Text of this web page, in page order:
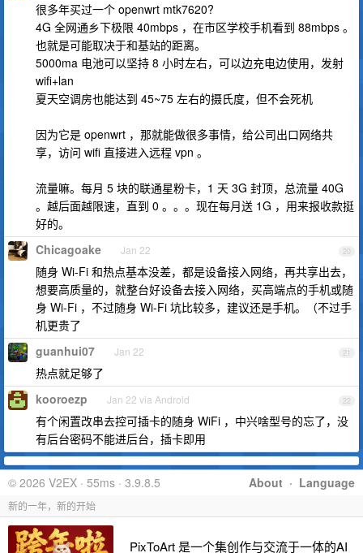
很多年买过一个 openwrt mtk7620?
4G 全网通乡下极限 40mbps ，在市区学校手机看到 88mbps 。
也就是可能取决于和基站的距离。
5000ma 电池可以坚持 8 小时左右，可以边充电边使用，发射
wifi+lan
夏天空调房也能达到 45~75 左右的摄氏度，但不会死机
因为它是 openwrt ，那就能做很多事情，给公司出口网络共
享，访问 wifi 直接进入远程 vpn 。
流量嘛。每月 5 块的联通星粉卡，1 天 3G 封顶，总流量 40G
。越后面越限速，直到 0 。。。现在每月送 1G ，用来报收款挺
好的。
20
Chicagoake Jan 22
随身 Wi-Fi 和热点基本没差，都是设备接入网络，再共享出去，
想要高质量的，就整台好设备去接入网络，买高端点的手机或随
身 Wi-Fi ，不过随身 Wi-Fi 坑比较多，建议还是手机。（不过手
机更贵了
21
guanhui07 Jan 22
热点就足够了
22
kooroezp Jan 22 via Android
有个闲置改串去控可插卡的随身 WiFi ，中兴啥型号的忘了，没
有后台密码不能进后台，插卡即用
About · Language
© 2026 V2EX · 55ms · 3.9.8.5
新的一年，新的开始
PixToArt 是一个集创作与交流于一体的AI